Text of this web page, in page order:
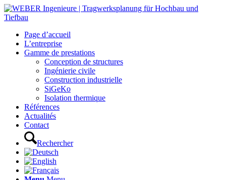
Page d’accueil
L’entreprise
Gamme de prestations
Conception de structures
Ingénierie civile
Construction industrielle
SiGeKo
Isolation thermique
Références
Actualités
Contact
Rechercher